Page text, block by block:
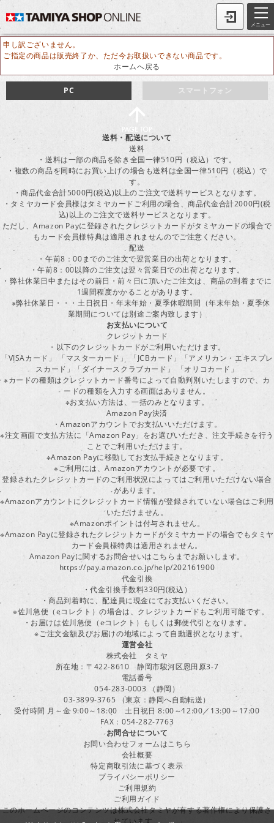
メニュー
申し訳ございません。
ご指定の商品は販売終了か、ただ今お取扱いできない商品です。
ホームへ戻る
スマートフォン
PC
送料・配送について
送料
・送料は一部の商品を除き全国一律510円（税込）です。
・複数の商品を同時にお買い上げの場合も送料は全国一律510円（税込）で
す。
・商品代金合計5000円(税込)以上のご注文で送料サービスとなります。
・タミヤカード会員様はタミヤカードご利用の場合、商品代金合計2000円(税
込)以上のご注文で送料サービスとなります。
ただし、Amazon Payに登録されたクレジットカードがタミヤカードの場合で
もカード会員様特典は適用されませんのでご注意ください。
配送
・午前8：00までのご注文で翌営業日の出荷となります。
・午前8：00以降のご注文は翌々営業日での出荷となります。
・弊社休業日中またはその前日・前々日に頂いたご注文は、商品の到着までに
1週間程度かかることがあります。
※弊社休業日・・・土日祝日・年末年始・夏季休暇期間（年末年始・夏季休
業期間については別途ご案内致します）
お支払いについて
クレジットカード
・以下のクレジットカードがご利用いただけます。
「VISAカード」 「マスターカード」 「JCBカード」「アメリカン・エキスプレ
スカード」「ダイナースクラブカード」 「オリコカード」
※カードの種類はクレジットカード番号によって自動判別いたしますので、カ
ードの種類を入力する画面はありません。
※お支払い方法は、一括のみとなります。
Amazon Pay決済
・Amazonアカウントでお支払いいただけます。
※注文画面で支払方法に「Amazon Pay」をお選びいただき、注文手続きを行う
ことでご利用いただけます。
※Amazon Payに移動してお支払手続きとなります。
※ご利用には、Amazonアカウントが必要です。
登録されたクレジットカードのご利用状況によってはご利用いただけない場合
があります。
※Amazonアカウントにクレジットカード情報が登録されていない場合はご利用
いただけません。
※Amazonポイントは付与されません。
※Amazon Payに登録されたクレジットカードがタミヤカードの場合でもタミヤ
カード会員様特典は適用されません。
Amazon Payに関するお問合せいはこちらまでお願いします。
https://pay.amazon.co.jp/help/202161900
代金引換
・代金引換手数料330円(税込）
・商品到着時に、配達員に現金にてお支払いください。
※佐川急便（eコレクト）の場合は、クレジットカードもご利用可能です。
・お届けは佐川急便（eコレクト）もしくは郵便代引となります。
※ご注文金額及びお届けの地域によって自動選択となります。
運営会社
株式会社 タミヤ
所在地：〒422-8610 静岡市駿河区恩田原3-7
電話番号
054-283-0003 （静岡）
03-3899-3765 （東京：静岡へ自動転送）
受付時間 月～金 9:00～18:00 土日祝日 8:00～12:00／13:00～17:00
FAX：054-282-7763
お問合せについて
お問い合わせフォームはこちら
会社概要
特定商取引法に基づく表示
プライバシーポリシー
ご利用規約
ご利用ガイド
このホームページのコンテンツは株式会社タミヤが有する著作権により保護さ
れています。